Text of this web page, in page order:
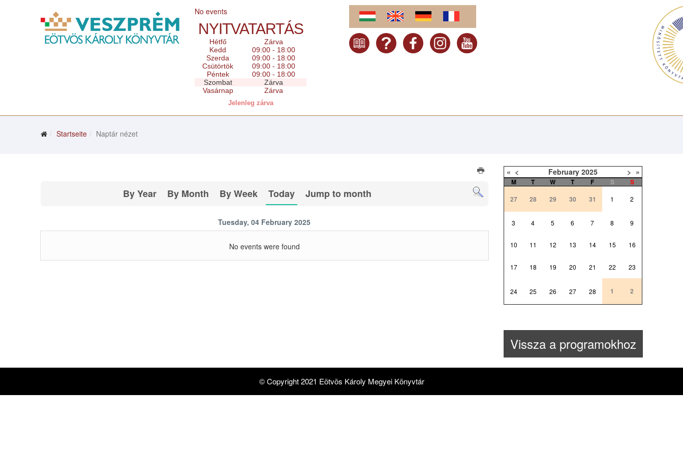
No events
NYITVATARTÁS
Hétfő
Zárva
Kedd
09:00 - 18:00
Szerda
09:00 - 18:00
Csütörtök
09:00 - 18:00
Péntek
09:00 - 18:00
Szombat
Zárva
Vasárnap
Zárva
Jelenleg zárva
Startseite Naptár nézet
By Year By Month By Week Today Jump to month
Tuesday, 04 February 2025
No events were found
« < February 2025 > »
M T W T F S
S
27
28 29 30 31 1 2
3 4 5 6 7 8 9
10 11 12 13 14 15 16
17 18 19 20 21 22 23
24 25 26 27 28 1 2
Vissza a programokhoz
© Copyright 2021 Eötvös Károly Megyei Könyvtár